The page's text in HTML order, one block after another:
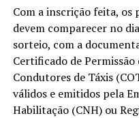
Com a inscrição feita, os
devem comparecer no
sorteio, com a
Certificado de
Condutores de Táxis
válidos e emitidos pela
Habilitação (CNH) ou